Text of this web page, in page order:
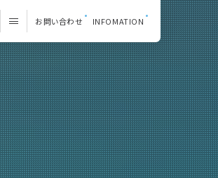
お問い合わせ INFOMATION